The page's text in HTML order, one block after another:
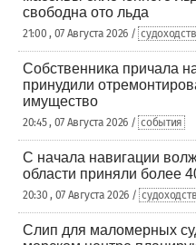
свободна ото льда
21:00 , 07 Августа 2026 /
Собственника причала
принудили
имущество
20:45 , 07 Августа 2026 / события
С начала навигации
области приняли более
20:30 , 07 Августа 2026 /
Слип для маломерных